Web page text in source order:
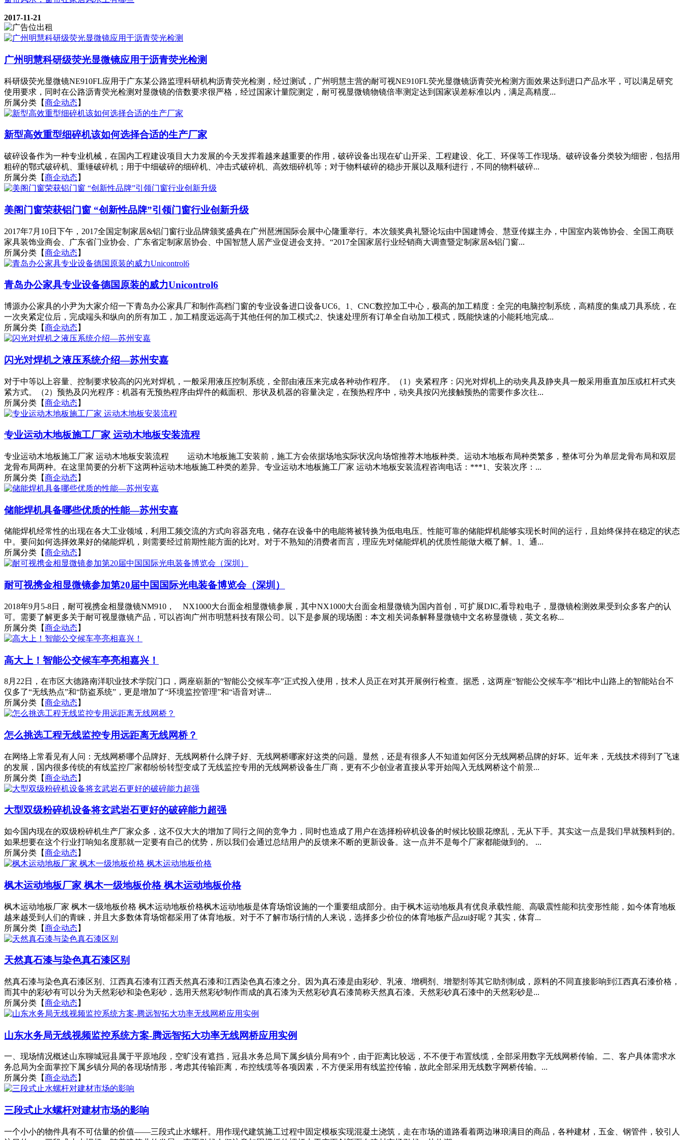
2017-11-21
广州明慧科研级荧光显微镜应用于沥青荧光检测
科研级荧光显微镜NE910FL应用于广东某公路监理科研机构沥青荧光检测，经过测试，广州明慧主营的耐可视NE910FL荧光显微镜沥青荧光检测方面效果达到进口产品水平，可以满足研究
使用要求，同时在公路沥青荧光检测对显微镜的倍数要求很严格，经过国家计量院测定，耐可视显微镜物镜倍率测定达到国家误差标准以内，满足高精度...
所属分类【商企动态】
新型高效重型细碎机该如何选择合适的生产厂家
破碎设备作为一种专业机械，在国内工程建设项目大力发展的今天发挥着越来越重要的作用，破碎设备出现在矿山开采、工程建设、化工、环保等工作现场。破碎设备分类较为细密，包括用
粗碎的鄂式破碎机、重锤破碎机；用于中细破碎的细碎机、冲击式破碎机、高效细碎机等；对于物料破碎的稳步开展以及顺利进行，不同的物料破碎...
所属分类【商企动态】
美阁门窗荣获铝门窗 “创新性品牌”引领门窗行业创新升级
2017年7月10日下午，2017全国定制家居&铝门窗行业品牌颁奖盛典在广州琶洲国际会展中心隆重举行。本次颁奖典礼暨论坛由中国建博会、慧亚传媒主办，中国室内装饰协会、全国工商联
家具装饰业商会、广东省门业协会、广东省定制家居协会、中国智慧人居产业促进会支持。“2017全国家居行业经销商大调查暨定制家居&铝门窗...
所属分类【商企动态】
青岛办公家具专业设备德国原装的威力Unicontrol6
博源办公家具的小尹为大家介绍一下青岛办公家具厂和制作高档门窗的专业设备进口设备UC6。1、CNC数控加工中心，极高的加工精度：全完的电脑控制系统，高精度的集成刀具系统，在
一次夹紧定位后，完成端头和纵向的所有加工，加工精度远远高于其他任何的加工模式;2、快速处理所有订单全自动加工模式，既能快速的小能耗地完成...
所属分类【商企动态】
闪光对焊机之液压系统介绍—苏州安嘉
对于中等以上容量、控制要求较高的闪光对焊机，一般采用液压控制系统，全部由液压来完成各种动作程序。（1）夹紧程序：闪光对焊机上的动夹具及静夹具一般采用垂直加压或杠杆式夹
紧方式。（2）预热及闪光程序：机器有无预热程序由焊件的截面积、形状及机器的容量决定，在预热程序中，动夹具按闪光接触预热的需要作多次往...
所属分类【商企动态】
专业运动木地板施工厂家 运动木地板安装流程
专业运动木地板施工厂家 运动木地板安装流程 运动木地板施工安装前，施工方会依据场地实际状况向场馆推荐木地板种类。运动木地板布局种类繁多，整体可分为单层龙骨布局和双层
龙骨布局两种。在这里简要的分析下这两种运动木地板施工种类的差异。专业运动木地板施工厂家 运动木地板安装流程咨询电话：***1、安装次序：...
所属分类【商企动态】
储能焊机具备哪些优质的性能—苏州安嘉
储能焊机经常性的出现在各大工业领域，利用工频交流的方式向容器充电，储存在设备中的电能将被转换为低电电压。性能可靠的储能焊机能够实现长时间的运行，且始终保持在稳定的状态
中。要问如何选择效果好的储能焊机，则需要经过前期性能方面的比对。对于不熟知的消费者而言，理应先对储能焊机的优质性能做大概了解。1、通...
所属分类【商企动态】
耐可视携金相显微镜参加第20届中国国际光电装备博览会（深圳）
2018年9月5-8日，耐可视携金相显微镜NM910， NX1000大台面金相显微镜参展，其中NX1000大台面金相显微镜为国内首创，可扩展DIC,看导粒电子，显微镜检测效果受到众多客户的认
可。需要了解更多关于耐可视显微镜产品，可以咨询广州市明慧科技有限公司。以下是参展的现场图：本文相关词条解释显微镜中文名称显微镜，英文名称...
所属分类【商企动态】
高大上！智能公交候车亭亮相嘉兴！
8月22日，在市区大德路南洋职业技术学院门口，两座崭新的“智能公交候车亭”正式投入使用，技术人员正在对其开展例行检查。据悉，这两座“智能公交候车亭”相比中山路上的智能站台不
仅多了“无线热点”和“防盗系统”，更是增加了“环境监控管理”和“语音对讲...
所属分类【商企动态】
怎么挑选工程无线监控专用远距离无线网桥？
在网络上常看见有人问：无线网桥哪个品牌好、无线网桥什么牌子好、无线网桥哪家好这类的问题。显然，还是有很多人不知道如何区分无线网桥品牌的好坏。近年来，无线技术得到了飞速
的发展，国内很多传统的有线监控厂家都纷纷转型变成了无线监控专用的无线网桥设备生厂商，更有不少创业者直接从零开始闯入无线网桥这个前景...
所属分类【商企动态】
大型双级粉碎机设备将玄武岩石更好的破碎能力超强
如今国内现在的双级粉碎机生产厂家众多，这不仅大大的增加了同行之间的竞争力，同时也造成了用户在选择粉碎机设备的时候比较眼花缭乱，无从下手。其实这一点是我们早就预料到的。
如果想要在这个行业打响知名度那就一定要有自己的优势，所以我们会通过总结用户的反馈来不断的更新设备。这一点并不是每个厂家都能做到的。 ...
所属分类【商企动态】
枫木运动地板厂家 枫木一级地板价格 枫木运动地板价格
枫木运动地板厂家 枫木一级地板价格 枫木运动地板价格枫木运动地板是体育场馆设施的一个重要组成部分。由于枫木运动地板具有优良承载性能、高吸震性能和抗变形性能，如今体育地板
越来越受到人们的青睐，并且大多数体育场馆都采用了体育地板。对于不了解市场行情的人来说，选择多少价位的体育地板产品zui好呢？其实，体育...
所属分类【商企动态】
天然真石漆与染色真石漆区别
然真石漆与染色真石漆区别、江西真石漆有江西天然真石漆和江西染色真石漆之分。因为真石漆是由彩砂、乳液、增稠剂、增塑剂等其它助剂制成，原料的不同直接影响到江西真石漆价格，
而其中的彩砂有可以分为天然彩砂和染色彩砂，选用天然彩砂制作而成的真石漆为天然彩砂真石漆简称天然真石漆。天然彩砂真石漆中的天然彩砂是...
所属分类【商企动态】
山东水务局无线视频监控系统方案-腾远智拓大功率无线网桥应用实例
一、现场情况概述山东聊城冠县属于平原地段，空旷没有遮挡，冠县水务总局下属乡镇分局有9个，由于距离比较远，不不便于布置线缆，全部采用数字无线网桥传输。二、客户具体需求水
务总局为全面掌控下属乡镇分局的各现场情形，考虑其传输距离，布控线缆等各项因素，不方便采用有线监控传输，故此全部采用无线数字网桥传输。...
所属分类【商企动态】
三段式止水螺杆对建材市场的影响
一个小小的物件具有不可估量的价值——三段式止水螺杆。用作现代建筑施工过程中固定模板实现混凝土浇筑，走在市场的道路看着两边琳琅满目的商品，各种建材，五金、钢管件，较引人